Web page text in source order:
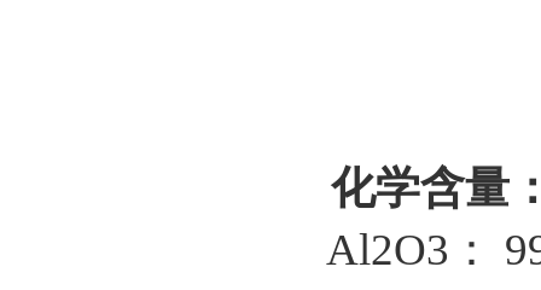
化学含量
Al2O3：